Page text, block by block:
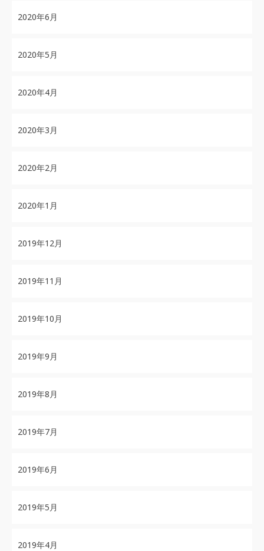
2020年6月
2020年5月
2020年4月
2020年3月
2020年2月
2020年1月
2019年12月
2019年11月
2019年10月
2019年9月
2019年8月
2019年7月
2019年6月
2019年5月
2019年4月